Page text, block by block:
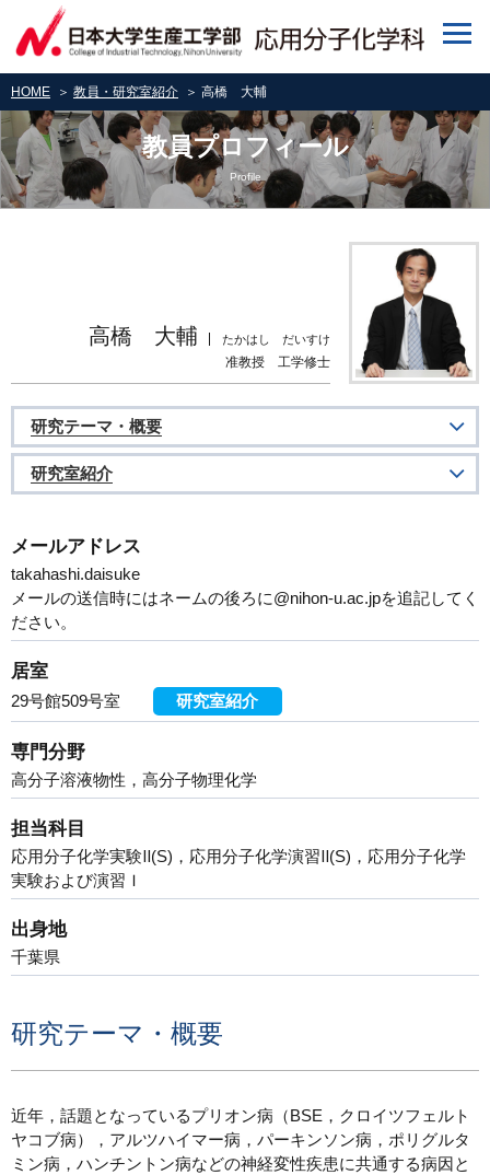
HOME ＞ 教員・研究室紹介 ＞ 高橋 大輔
教員プロフィール
Profile
高橋 大輔 たかはし だいすけ
准教授 工学修士
研究テーマ・概要
研究室紹介
メールアドレス
takahashi.daisuke
メールの送信時にはネームの後ろに@nihon-u.ac.jpを追記してく
ださい。
居室
29号館509号室 研究室紹介
専門分野
高分子溶液物性，高分子物理化学
担当科目
応用分子化学実験Ⅱ(S)，応用分子化学演習Ⅱ(S)，応用分子化学
実験および演習Ｉ
出身地
千葉県
研究テーマ・概要
近年，話題となっているプリオン病（BSE，クロイツフェルト
ヤコブ病），アルツハイマー病，パーキンソン病，ポリグルタ
ミン病，ハンチントン病などの神経変性疾患に共通する病因と